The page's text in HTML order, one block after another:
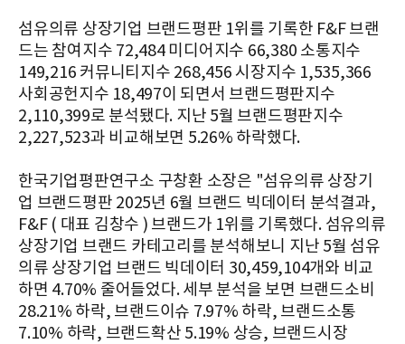
섬유의류 상장기업 브랜드평판 1위를 기록한 F&F 브랜
드는 참여지수 72,484 미디어지수 66,380 소통지수
149,216 커뮤니티지수 268,456 시장지수 1,535,366
사회공헌지수 18,497이 되면서 브랜드평판지수
2,110,399로 분석됐다. 지난 5월 브랜드평판지수
2,227,523과 비교해보면 5.26% 하락했다.
한국기업평판연구소 구창환 소장은 "섬유의류 상장기
업 브랜드평판 2025년 6월 브랜드 빅데이터 분석결과,
F&F ( 대표 김창수 ) 브랜드가 1위를 기록했다. 섬유의류
상장기업 브랜드 카테고리를 분석해보니 지난 5월 섬유
의류 상장기업 브랜드 빅데이터 30,459,104개와 비교
하면 4.70% 줄어들었다. 세부 분석을 보면 브랜드소비
28.21% 하락, 브랜드이슈 7.97% 하락, 브랜드소통
7.10% 하락, 브랜드확산 5.19% 상승, 브랜드시장